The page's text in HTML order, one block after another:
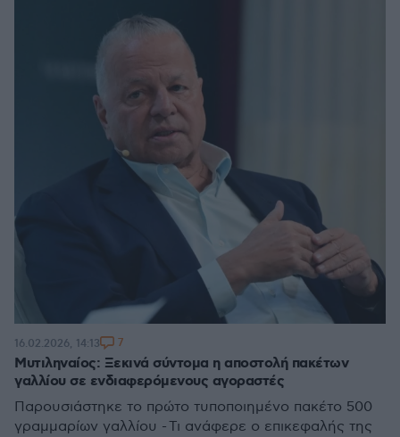
Μυτιληναίος: Ξεκινά σύντομα η αποστολή πακέτων
γαλλίου σε ενδιαφερόμενους αγοραστές
Παρουσιάστηκε το πρώτο τυποποιημένο πακέτο 500
γραμμαρίων γαλλίου - Τι ανάφερε ο επικεφαλής της
16.02.2026, 14:13 7